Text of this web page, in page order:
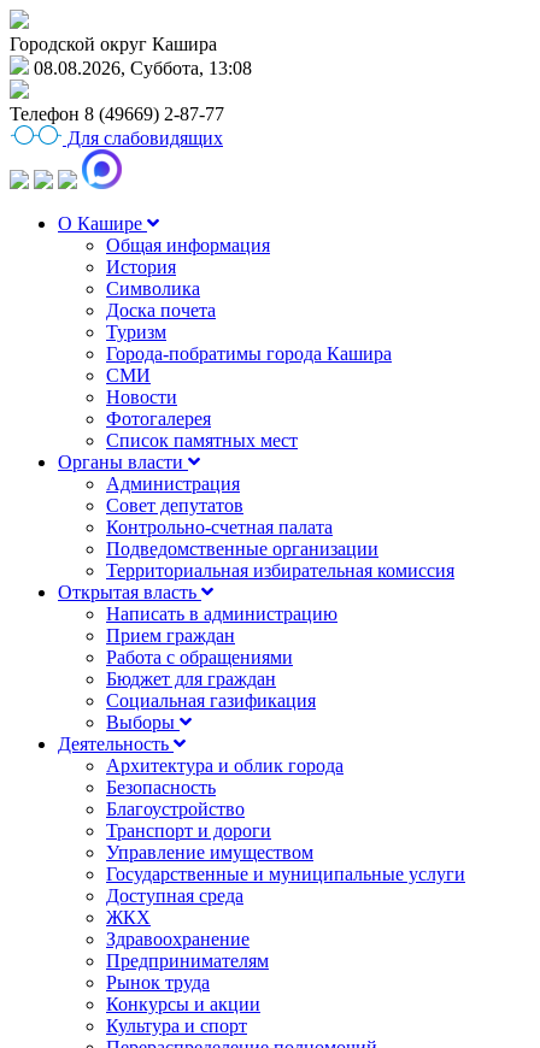
Городской округ Кашира
08.08.2026, Суббота, 13:08
Телефон 8 (49669) 2-87-77
Для слабовидящих
О Кашире
Общая информация
История
Символика
Доска почета
Туризм
Города-побратимы города Кашира
СМИ
Новости
Фотогалерея
Список памятных мест
Органы власти
Администрация
Совет депутатов
Контрольно-счетная палата
Подведомственные организации
Территориальная избирательная комиссия
Открытая власть
Написать в администрацию
Прием граждан
Работа с обращениями
Бюджет для граждан
Социальная газификация
Выборы
Деятельность
Архитектура и облик города
Безопасность
Благоустройство
Транспорт и дороги
Управление имуществом
Государственные и муниципальные услуги
Доступная среда
ЖКХ
Здравоохранение
Предпринимателям
Рынок труда
Конкурсы и акции
Культура и спорт